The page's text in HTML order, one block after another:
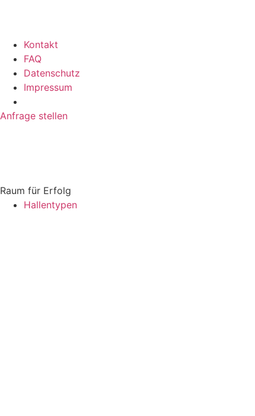
Kontakt
FAQ
Datenschutz
Impressum
Anfrage stellen
Raum für Erfolg
Hallentypen